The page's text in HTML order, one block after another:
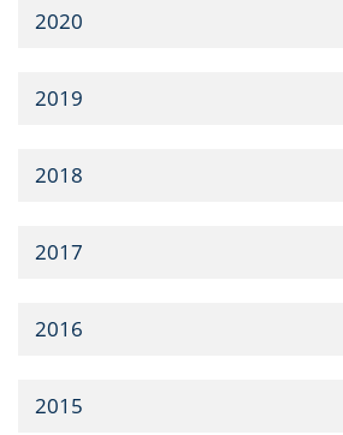
2020
2019
2018
2017
2016
2015